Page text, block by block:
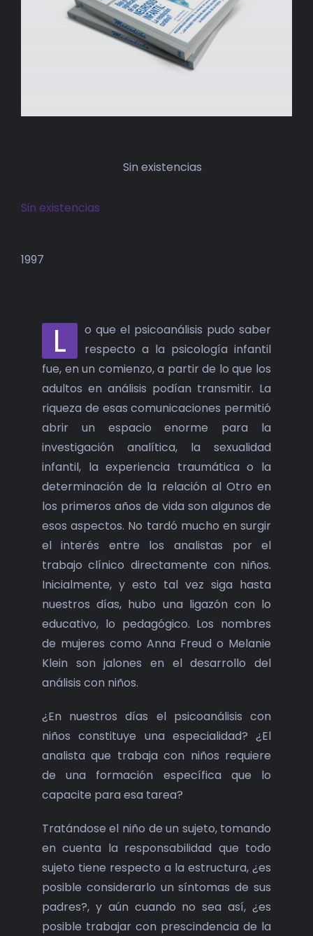
Sin existencias
Sin existencias
1997
L
o que el psicoanálisis pudo saber
respecto a la psicología infantil
fue, en un comienzo, a partir de lo que los
adultos en análisis podían transmitir. La
riqueza de esas comunicaciones permitió
abrir un espacio enorme para la
investigación analítica, la sexualidad
infantil, la experiencia traumática o la
determinación de la relación al Otro en
los primeros años de vida son algunos de
esos aspectos. No tardó mucho en surgir
el interés entre los analistas por el
trabajo clínico directamente con niños.
Inicialmente, y esto tal vez siga hasta
nuestros días, hubo una ligazón con lo
educativo, lo pedagógico. Los nombres
de mujeres como Anna Freud o Melanie
Klein son jalones en el desarrollo del
análisis con niños.
¿En nuestros días el psicoanálisis con
niños constituye una especialidad? ¿El
analista que trabaja con niños requiere
de una formación específica que lo
capacite para esa tarea?
Tratándose el niño de un sujeto, tomando
en cuenta la responsabilidad que todo
sujeto tiene respecto a la estructura, ¿es
posible considerarlo un síntomas de sus
padres?, y aún cuando no sea así, ¿es
posible trabajar con prescindencia de la